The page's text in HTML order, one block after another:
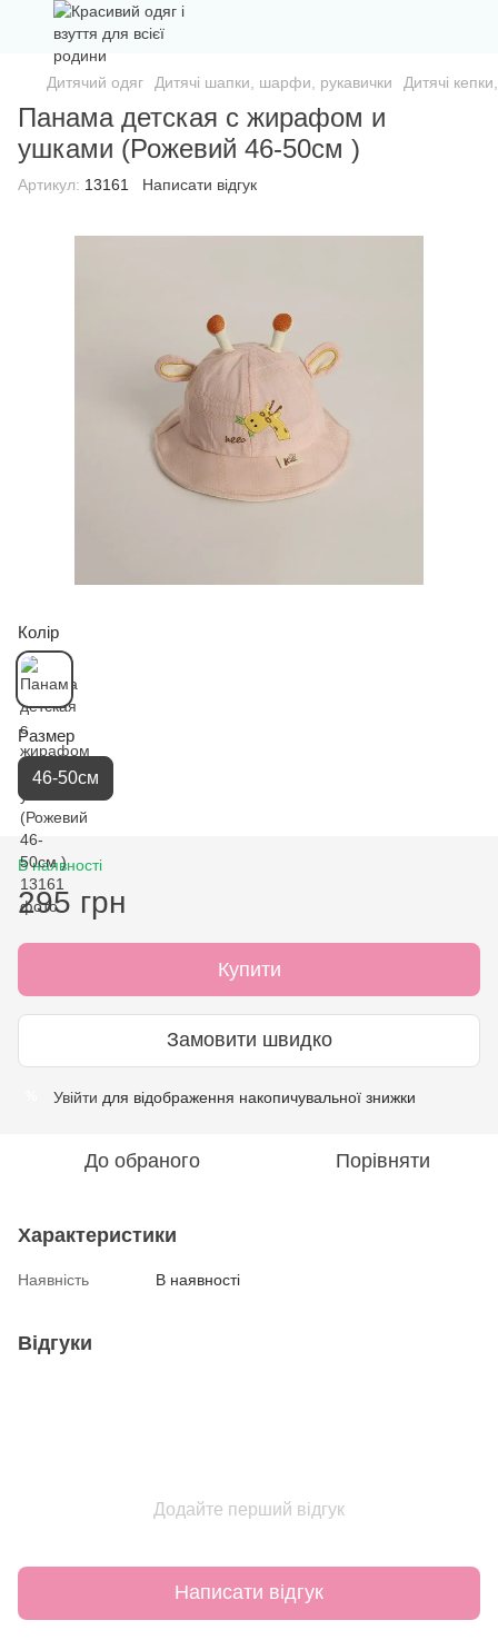
Дитячий одяг Дитячі шапки, шарфи, рукавички Дитячі
Панама детская с жирафом и
ушками (Рожевий 46-50см )
Артикул: 13161 Написати відгук
Колір
Размер
46-50см
В наявності
295 грн
Купити
Замовити швидко
Увійти для відображення накопичувальної знижки
До обраного Порівняти
Характеристики
Наявність В наявності
Відгуки
Додайте перший відгук
Написати відгук